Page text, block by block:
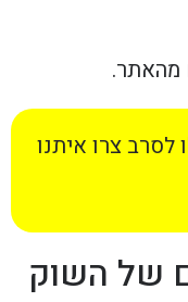
מהאתר.
צרו איתנו
של השוק